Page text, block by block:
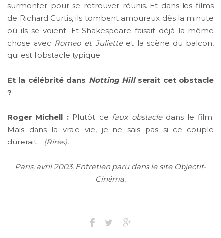
surmonter pour se retrouver réunis. Et dans les films
de Richard Curtis, ils tombent amoureux dès la minute
où ils se voient. Et Shakespeare faisait déjà la même
chose avec Romeo et Julietteet la scène du balcon,
qui est l’obstacle typique…
Et la célébrité dans Notting Hillserait cet obstacle
?
Roger Michell :Plutôt ce faux obstacledans le film.
Mais dans la vraie vie, je ne sais pas si ce couple
durerait… (Rires).
Paris, avril 2003, Entretien paru dans le site Objectif-
Cinéma.